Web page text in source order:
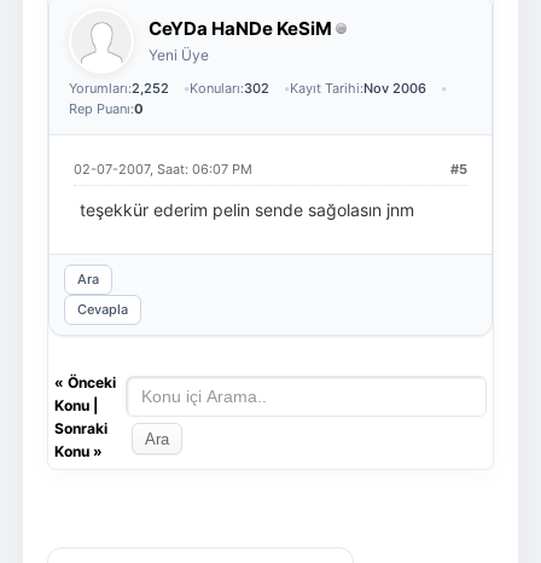
CeYDa HaNDe KeSiM
Yeni Üye
Yorumları:2,252 Konuları:302 Kayıt Tarihi:Nov 2006
Rep Puanı:0
#5
02-07-2007, Saat: 06:07 PM
teşekkür ederim pelin sende sağolasın jnm
Ara
Cevapla
« Önceki
Konu|
Sonraki
Konu»